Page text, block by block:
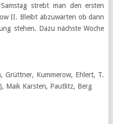
strebt man den ersten
II. Bleibt abzuwarten ob dann
stehen. Dazu nächste Woche
Grüttner, Kummerow, Ehlert, T.
Maik Karsten, Pautlitz, Berg